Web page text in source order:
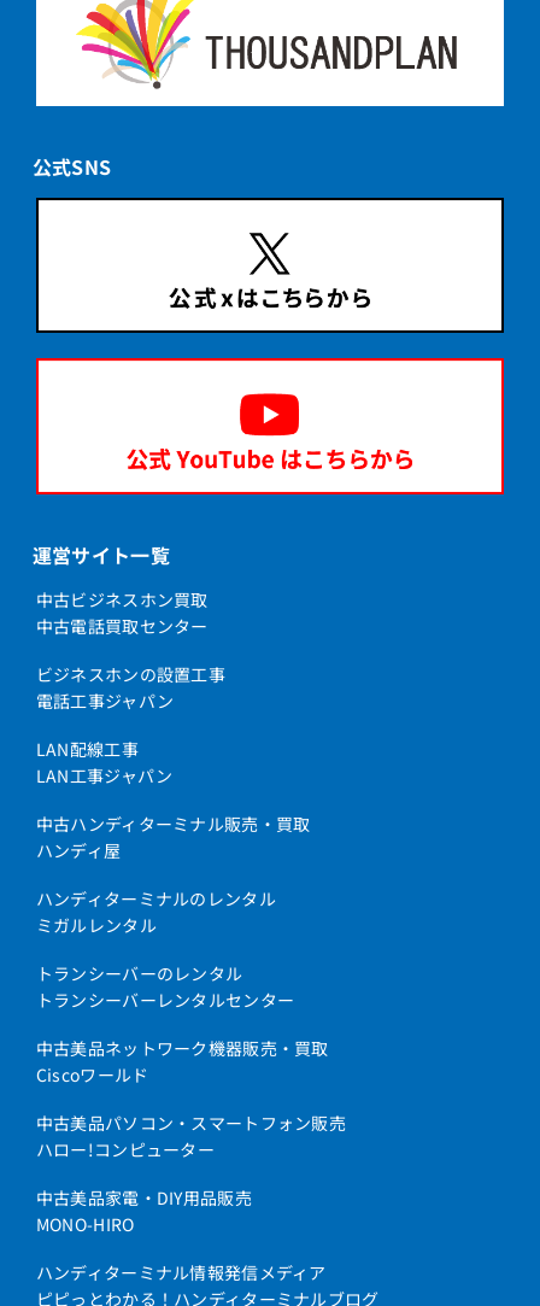
ET-4DCI-Gi
ET-4DCI-iA/L
ET-4DCI-iA/SM
ET-4DSUIS-iA/L2+ET-4DSU-iA/L
ET-4DSUIS-iE/L
ET-4DSUIS-SiL
ET-4HFU-iA/L
ET-4IPCOI2-Si
ET-4IPCOI3-Si
ET-4IPCOIA-iE
ET-4IPCOIF-iE(Amavo用)
ET-4IPCOIF-iF(Amavo用)
ET-4IPCOIF-Si(Amavo用)
ET-4IPCOIH-iA3/L
ET-4IPCOIH-iE
ET-4IPCOI-iE
ET-4IPCOIN-iE
ET-4IPCOI-XI
ET-4IPDCI2-iA/SM
ET-4IPDCI-iA/L
公式SNS
運営サイト一覧
中古ビジネスホン買取
中古電話買取センター
ビジネスホンの設置工事
電話工事ジャパン
LAN配線工事
LAN工事ジャパン
中古ハンディターミナル販売・買取
ハンディ屋
ハンディターミナルのレンタル
ミガルレンタル
トランシーバーのレンタル
トランシーバーレンタルセンター
中古美品ネットワーク機器販売・買取
Ciscoワールド
中古美品パソコン・スマートフォン販売
ハロー!コンピューター
中古美品家電・DIY用品販売
MONO-HIRO
ハンディターミナル情報発信メディア
ピピっとわかる！ハンディターミナルブログ